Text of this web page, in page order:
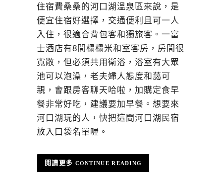
住宿費桑桑的河口湖溫泉區來說，是
便宜住宿好選擇，交通便利且可一人
入住，很適合背包客和獨旅客。一富
士酒店有8間榻榻米和室客房，房間很
寬敞，但必須共用衛浴，浴室有大眾
池可以泡澡，老夫婦人態度和藹可
親，會跟房客聊天哈啦，加購定食早
餐非常好吃，建議要加早餐。想要來
河口湖玩的人，快把這間河口湖民宿
放入口袋名單喔。
CONTINUE READING